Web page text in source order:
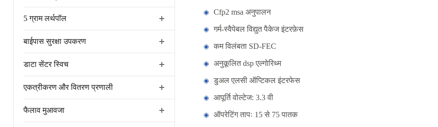
5 ग्राम लर्थपॉल
बाईपास सुरक्षा उपकरण
डाटा सेंटर स्विच
एकत्रीकरण और वितरण प्रणाली
फैलाव मुआवजा
Cfp2 msa अनुपालन
गर्म-स्वैपेबल विद्युत पैकेज इंटरफ़ेस
कम विलंबता SD-FEC
अनुकूलित dsp एल्गोरिथ्म
डुअल एलसी ऑप्टिकल इंटरफेस
आपूर्ति वोल्टेज: 3.3 वी
ऑपरेटिंग तापः 15 से 75 पातक